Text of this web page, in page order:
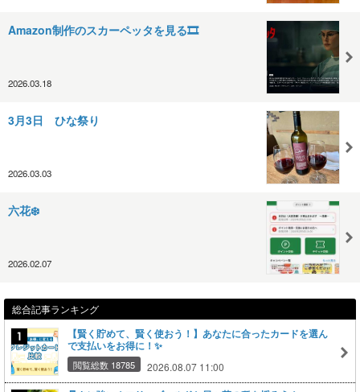
Amazon制作のスカーペッタを見る🎞️
2026.03.18
3月3日 ひな祭り
2026.03.03
六花❄️
2026.02.07
総合記事ランキング
【賢く貯めて、賢く使おう！】あなたに合ったカードを選ん
で支払いをお得に！✨
閲覧総数 18785 2026.08.07 11:00